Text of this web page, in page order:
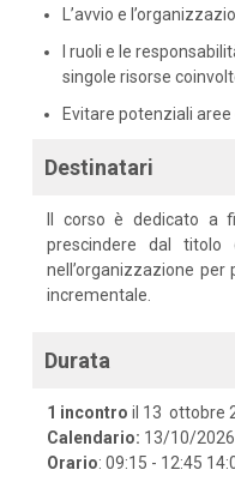
L’avvio e
I ruoli e le
singole risorse
Evitare potenziali
Destinatari
Il corso è dedicato a
prescindere dal titolo
nell’organizzazione
incrementale.
Durata
1 incontro il 13 ottobre
Calendario: 13/10/2026
Orario: 09:15 - 12:45